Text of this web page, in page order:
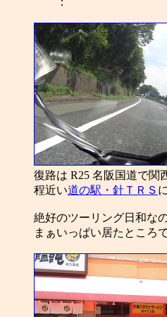
復路は R25 名阪国道で関
程近い道の駅・針ＴＲＳ
絶好のツーリング日和な
まぁいっぱい居たところ